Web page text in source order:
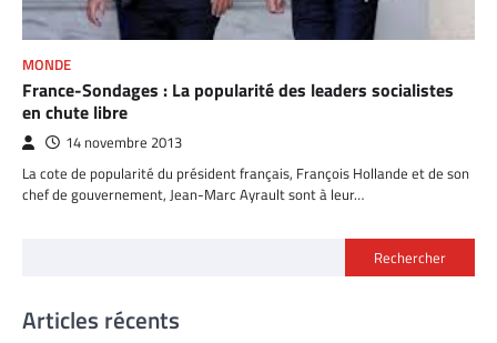
MONDE
France-Sondages : La popularité des leaders socialistes
en chute libre
14 novembre 2013
La cote de popularité du président français, François Hollande et de son
chef de gouvernement, Jean-Marc Ayrault sont à leur…
Rechercher
Articles récents